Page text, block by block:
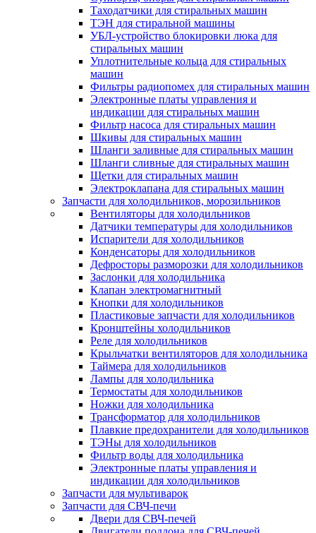
Таходатчики для стиральных машин
ТЭН для стиральной машины
УБЛ-устройство блокировки люка для
стиральных машин
Уплотнительные кольца для стиральных
машин
Фильтры радиопомех для стиральных машин
Электронные платы управления и
индикации для стиральных машин
Фильтр насоса для стиральных машин
Шкивы для стиральных машин
Шланги заливные для стиральных машин
Шланги сливные для стиральных машин
Щетки для стиральных машин
Электроклапана для стиральных машин
Запчасти для холодильников, морозильников
Вентиляторы для холодильников
Датчики температуры для холодильников
Испарители для холодильников
Конденсаторы для холодильников
Дефросторы разморозки для холодильников
Заслонки для холодильника
Клапан электромагнитный
Кнопки для холодильников
Пластиковые запчасти для холодильников
Кронштейны холодильников
Реле для холодильников
Крыльчатки вентиляторов для холодильника
Таймера для холодильников
Лампы для холодильника
Термостаты для холодильников
Ножки для холодильника
Трансформатор для холодильников
Плавкие предохранители для холодильников
ТЭНы для холодильников
Фильтр воды для холодильника
Электронные платы управления и
индикации для холодильников
Запчасти для мультиварок
Запчасти для СВЧ-печи
Двери для СВЧ-печей